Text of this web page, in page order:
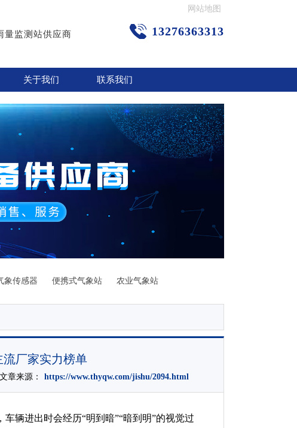
网站地图
量监测站供应商
13276363313
关于我们 联系我们
象传感器 便携式气象站 农业气象站
流厂家实力榜单
章来源： https://www.thyqw.com/jishu/2094.html
辆进出时会经历“明到暗”“暗到明”的视觉过